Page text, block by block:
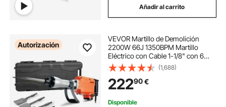
Añadir al carrito
Autorización
VEVOR Martillo de Demolición
2200W 66J 1350BPM Martillo
Eléctrico con Cable 1-1/8" con 6
Cinceles Reemplazables Mango
Giratorio 360° Rompe Hormigón
Antivibración para Cincelar
Construcción Fontanería
(1,688)
22290€
Disponible